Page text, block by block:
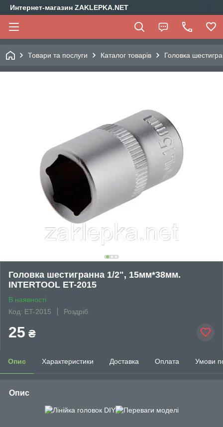
Интернет-магазин ZAKLEPKA.NET
Товари та послуги Каталог товарів Головка
Головка шестигранна 1/2", 15мм*38мм.
INTERTOOL ET-2015
В наявності
Код: ET-2015
Роздріб
25 ₴
Опис Характеристики Доставка Оплата Умови
Опис